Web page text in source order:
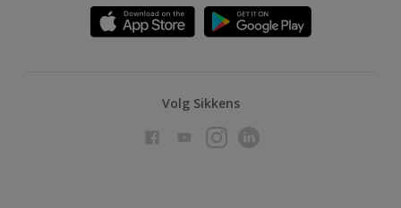
Volg Sikkens